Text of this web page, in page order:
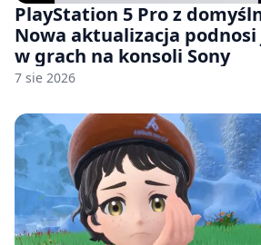
PlayStation 5 Pro z
Nowa aktualizacja
w grach na konsoli Sony
7 sie 2026